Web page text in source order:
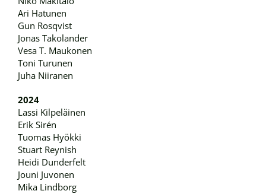
Ari Hatunen
Gun Rosqvist
Jonas Takolander
Vesa T. Maukonen
Toni Turunen
Juha Niiranen
2024
Lassi Kilpeläinen
Erik Sirén
Tuomas Hyökki
Stuart Reynish
Heidi Dunderfelt
Jouni Juvonen
Mika Lindborg